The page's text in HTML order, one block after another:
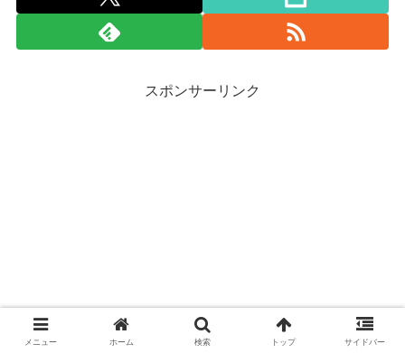
スポンサーリンク
メニュー ホーム 検索 トップ サイドバー